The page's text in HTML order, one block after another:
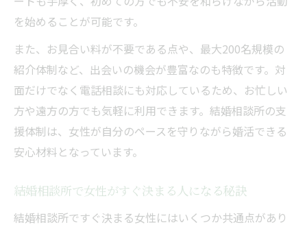
を始めることが可能です。
また、お見合い料が不要である点や、最大200名規模の
紹介体制など、出会いの機会が豊富なのも特徴です。対
面だけでなく電話相談にも対応しているため、お忙しい
方や遠方の方でも気軽に利用できます。結婚相談所の支
援体制は、女性が自分のペースを守りながら婚活できる
安心材料となっています。
結婚相談所で女性がすぐ決まる人になる秘訣
結婚相談所ですぐ決まる女性にはいくつか共通点があり